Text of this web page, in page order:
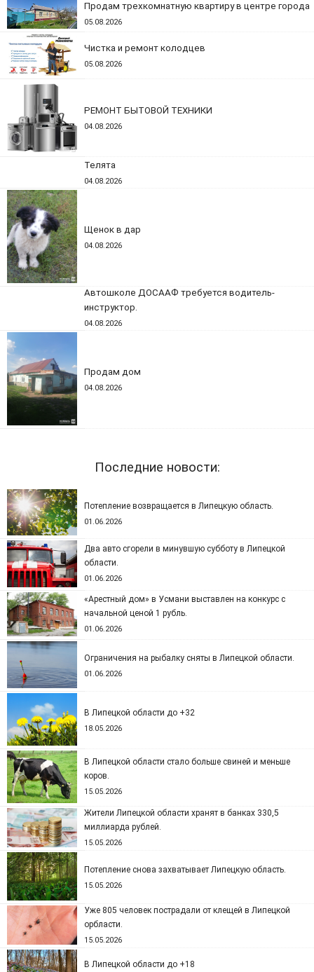
Продам трехкомнатную квартиру в центре города
05.08.2026
Чистка и ремонт колодцев
05.08.2026
РЕМОНТ БЫТОВОЙ ТЕХНИКИ
04.08.2026
Телята
04.08.2026
Щенок в дар
04.08.2026
Автошколе ДОСААФ требуется водитель-
инструктор.
04.08.2026
Продам дом
04.08.2026
Последние новости:
Потепление возвращается в Липецкую область.
01.06.2026
Два авто сгорели в минувшую субботу в Липецкой
области.
01.06.2026
«Арестный дом» в Усмани выставлен на конкурс с
начальной ценой 1 рубль.
01.06.2026
Ограничения на рыбалку сняты в Липецкой области.
01.06.2026
В Липецкой области до +32
18.05.2026
В Липецкой области стало больше свиней и меньше
коров.
15.05.2026
Жители Липецкой области хранят в банках 330,5
миллиарда рублей.
15.05.2026
Потепление снова захватывает Липецкую область.
15.05.2026
Уже 805 человек пострадали от клещей в Липецкой
орбласти.
15.05.2026
В Липецкой области до +18